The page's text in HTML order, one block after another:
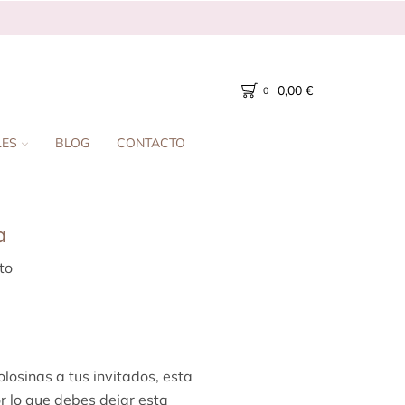
0 0,00 €
BLOG CONTACTO
a tus invitados, esta
lo que debes dejar esta